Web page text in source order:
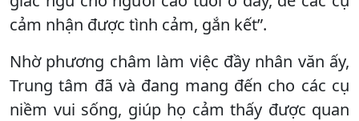
cảm nhận được tình cảm, gắn kết”.
Nhờ phương châm làm việc đầy nhân văn ấy,
Trung tâm đã và đang mang đến cho các cụ
niềm vui sống, giúp họ cảm thấy được quan